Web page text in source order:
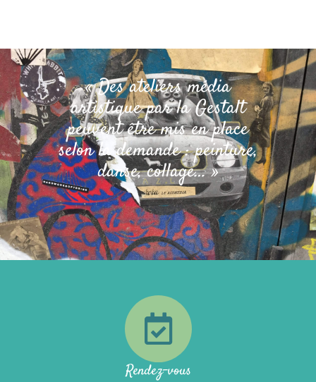
« Des ateliers média
artistique par la Gestalt
peuvent être mis en place
selon la demande : peinture,
danse, collage… »
Rendez-vous